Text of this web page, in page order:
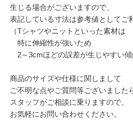
生じる場合がございますので、
表記している寸法は参考値としてご
（Tシャツやニットといった素材は
特に伸縮性が強いため
2～3cmほどの誤差が生じやすい傾
商品のサイズや仕様に関しまして
ご不明な点やご質問等ございました
スタッフがご相談に乗りますので、
お気軽にお問い合わせください。